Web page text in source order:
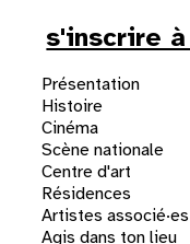
s'inscrire
Présentation
Histoire
Cinéma
Scène nationale
Centre d'art
Résidences
Artistes associé·es
Agis dans ton lieu